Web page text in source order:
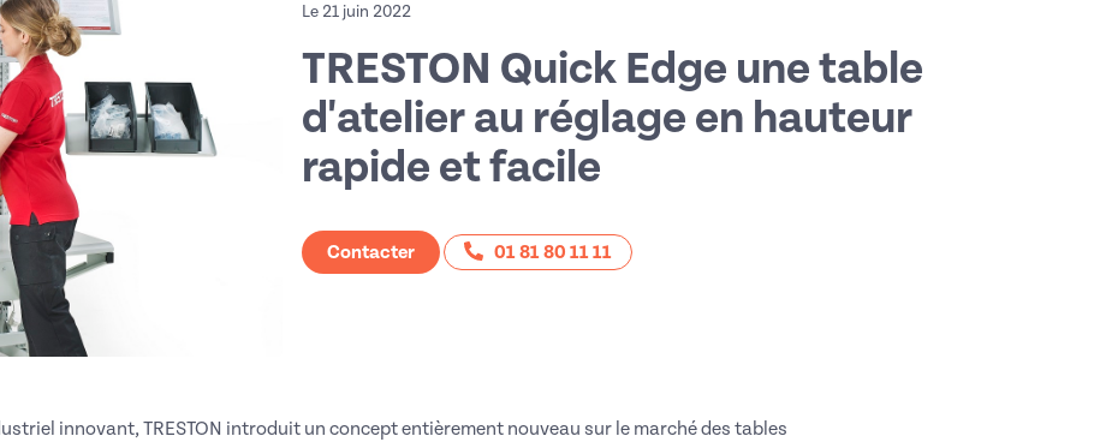
Le 21 juin 2022
TRESTON Quick Edge une table
d'atelier au réglage en hauteur
rapide et facile
Contacter 01 81 80 11 11
innovant, TRESTON introduit un concept entièrement nouveau sur le marché des tables